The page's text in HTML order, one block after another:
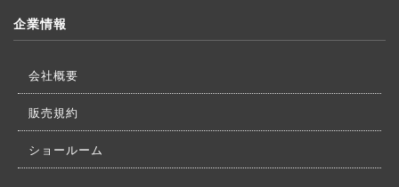
企業情報
会社概要
販売規約
ショールーム